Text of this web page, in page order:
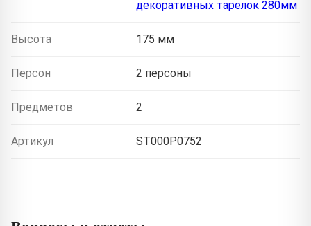
декоративных тарелок 280мм
Высота 175 мм
Персон 2 персоны
Предметов 2
Артикул ST000P0752